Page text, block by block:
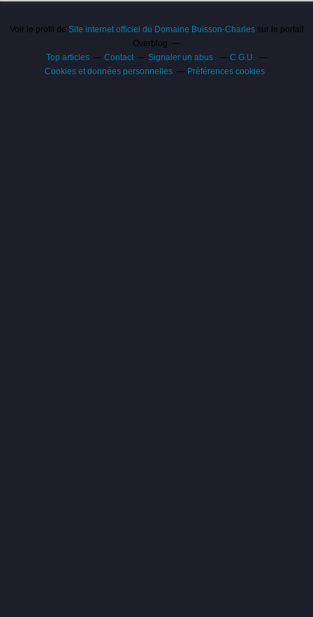
Voir le profil de Site internet officiel du Domaine Buisson-Charlessur le portail
Overblog
Top articles
Contact Signaler un abus
C.G.U.
Cookies et données personnelles
Préférences cookies